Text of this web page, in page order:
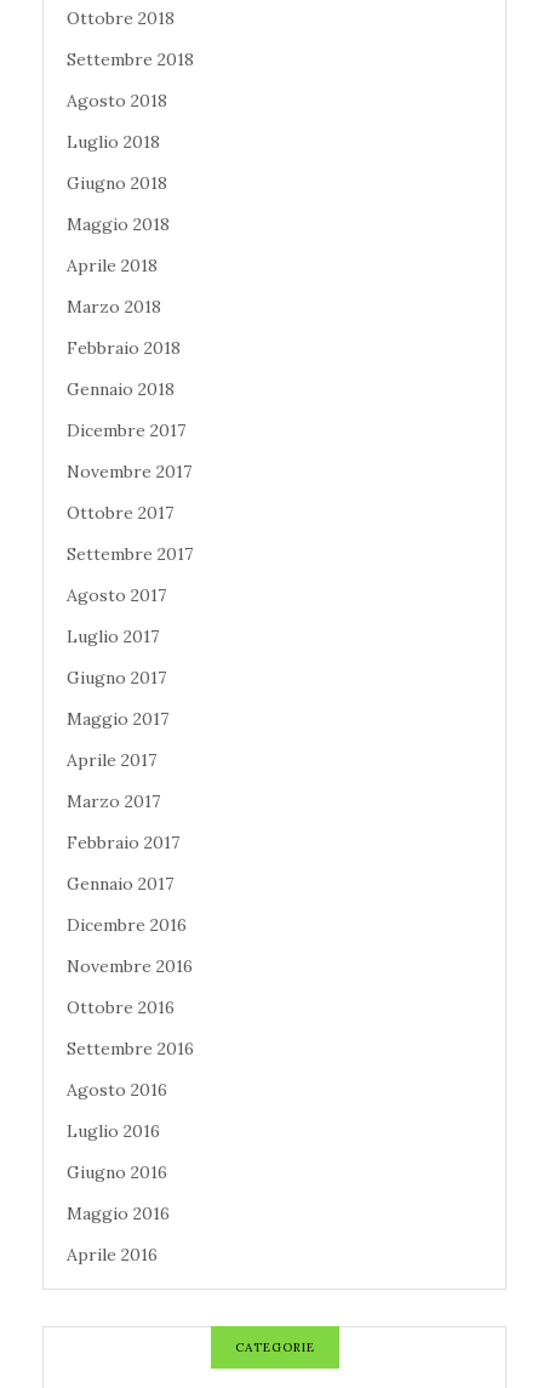
Ottobre 2018
Settembre 2018
Agosto 2018
Luglio 2018
Giugno 2018
Maggio 2018
Aprile 2018
Marzo 2018
Febbraio 2018
Gennaio 2018
Dicembre 2017
Novembre 2017
Ottobre 2017
Settembre 2017
Agosto 2017
Luglio 2017
Giugno 2017
Maggio 2017
Aprile 2017
Marzo 2017
Febbraio 2017
Gennaio 2017
Dicembre 2016
Novembre 2016
Ottobre 2016
Settembre 2016
Agosto 2016
Luglio 2016
Giugno 2016
Maggio 2016
Aprile 2016
CATEGORIE